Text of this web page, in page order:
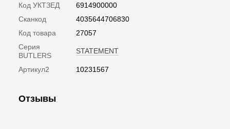
Код УКТЗЕД
6914900000
Сканкод
4035644706830
Код товара
27057
Серия
BUTLERS
STATEMENT
Артикул2 10231567
Отзывы